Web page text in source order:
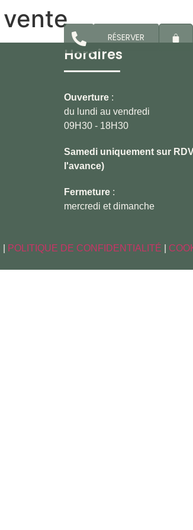
RÉSERVER
Horaires
Ouverture :
du lundi au vendredi
09H30 - 18H30
Samedi uniquement sur
l'avance)
Fermeture :
mercredi et dimanche
POLITIQUE DE CONFIDENTIALITÉ